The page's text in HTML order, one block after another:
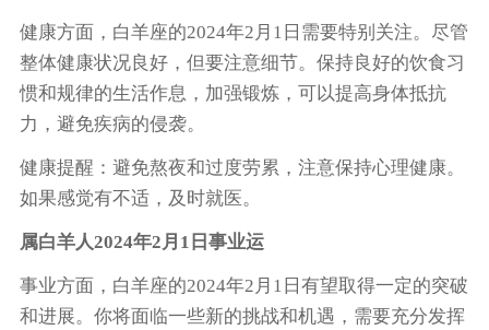
健康方面，白羊座的2024年2月1日需要特别关注。尽管
整体健康状况良好，但要注意细节。保持良好的饮食习
惯和规律的生活作息，加强锻炼，可以提高身体抵抗
力，避免疾病的侵袭。
健康提醒：避免熬夜和过度劳累，注意保持心理健康。
如果感觉有不适，及时就医。
属白羊人2024年2月1日事业运
事业方面，白羊座的2024年2月1日有望取得一定的突破
和进展。你将面临一些新的挑战和机遇，需要充分发挥